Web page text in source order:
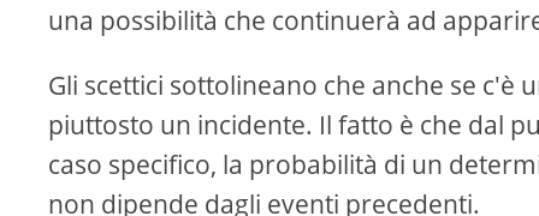
una possibilità che continuerà ad
Gli scettici sottolineano che anche se
piuttosto un incidente. Il fatto è che dal
caso specifico, la probabilità di un
non dipende dagli eventi precedenti.